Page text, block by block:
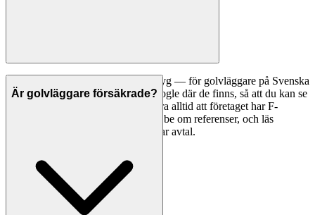
Ett bra första steg är att jämföra betyg — för golvläggare på Svenska
Hantverkare visar vi betyg från Google där de finns, så att du kan se
vad andra kunder tycker. Kontrollera alltid att företaget har F-
skattesedel och giltiga försäkringar, be om referenser, och läs
omdömen noggrant innan du tecknar avtal.
Är golvläggare försäkrade?